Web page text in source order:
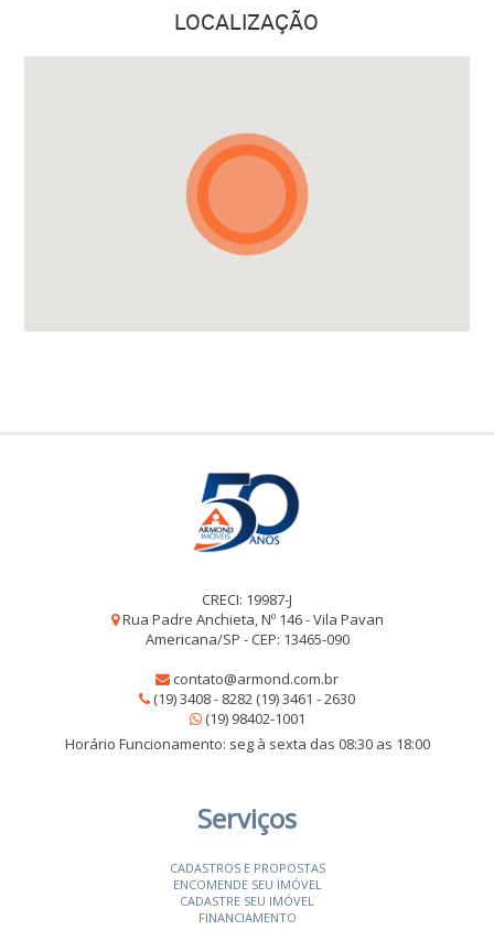
LOCALIZAÇÃO
CRECI: 19987-J
Rua Padre Anchieta, Nº 146 - Vila Pavan
Americana/SP - CEP: 13465-090
contato@armond.com.br
(19) 3408 - 8282 (19) 3461 - 2630
(19) 98402-1001
Horário Funcionamento: seg à sexta das 08:30 as 18:00
Serviços
CADASTROS E PROPOSTAS
ENCOMENDE SEU IMÓVEL
CADASTRE SEU IMÓVEL
FINANCIAMENTO